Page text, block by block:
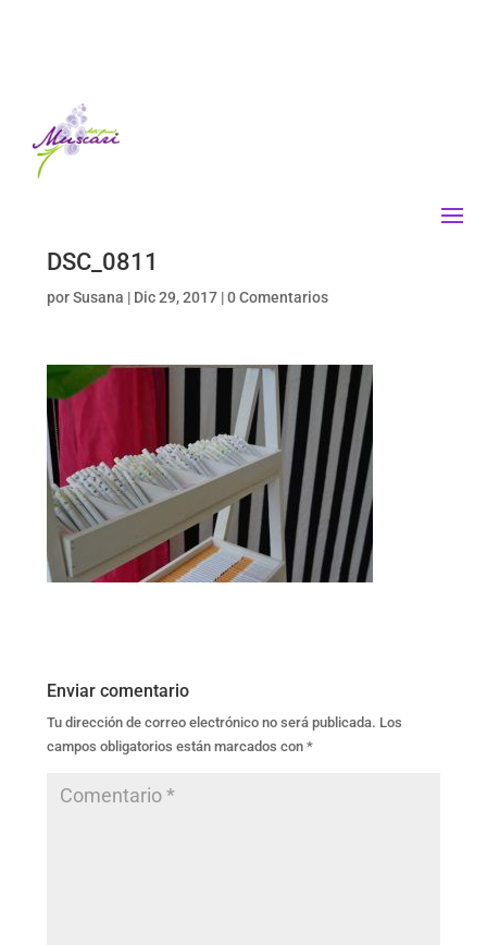
DSC_0811
porSusana | Dic 29, 2017|0 Comentarios
Enviar comentario
Tu dirección de correo electrónico no será publicada. Los
campos obligatorios están marcados con *